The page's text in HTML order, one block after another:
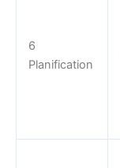
6
Planification